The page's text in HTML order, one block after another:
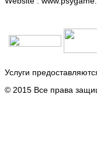
Услуги
© 2015 Все права